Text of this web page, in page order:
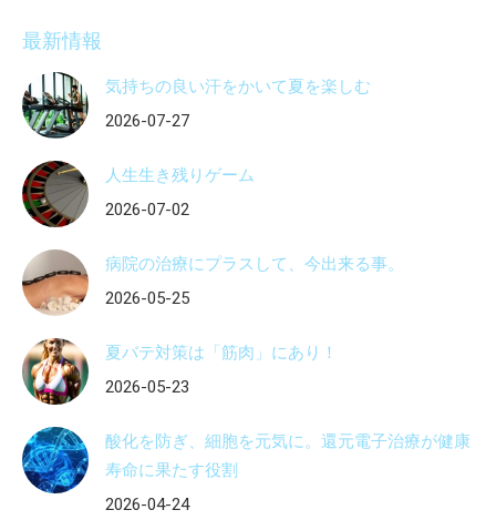
最新情報
気持ちの良い汗をかいて夏を楽しむ
2026-07-27
人生生き残りゲーム
2026-07-02
病院の治療にプラスして、今出来る事。
2026-05-25
夏バテ対策は「筋肉」にあり！
2026-05-23
酸化を防ぎ、細胞を元気に。還元電子治療が健康
寿命に果たす役割
2026-04-24